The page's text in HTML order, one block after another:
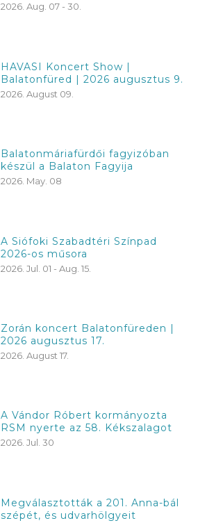
2026. Aug. 07 - 30.
HAVASI Koncert Show |
Balatonfüred | 2026 augusztus 9.
2026. August 09.
Balatonmáriafürdői fagyizóban
készül a Balaton Fagyija
2026. May. 08
A Siófoki Szabadtéri Színpad
2026-os műsora
2026. Jul. 01 - Aug. 15.
Zorán koncert Balatonfüreden |
2026 augusztus 17.
2026. August 17.
A Vándor Róbert kormányozta
RSM nyerte az 58. Kékszalagot
2026. Jul. 30
Megválasztották a 201. Anna-bál
szépét, és udvarhölgyeit